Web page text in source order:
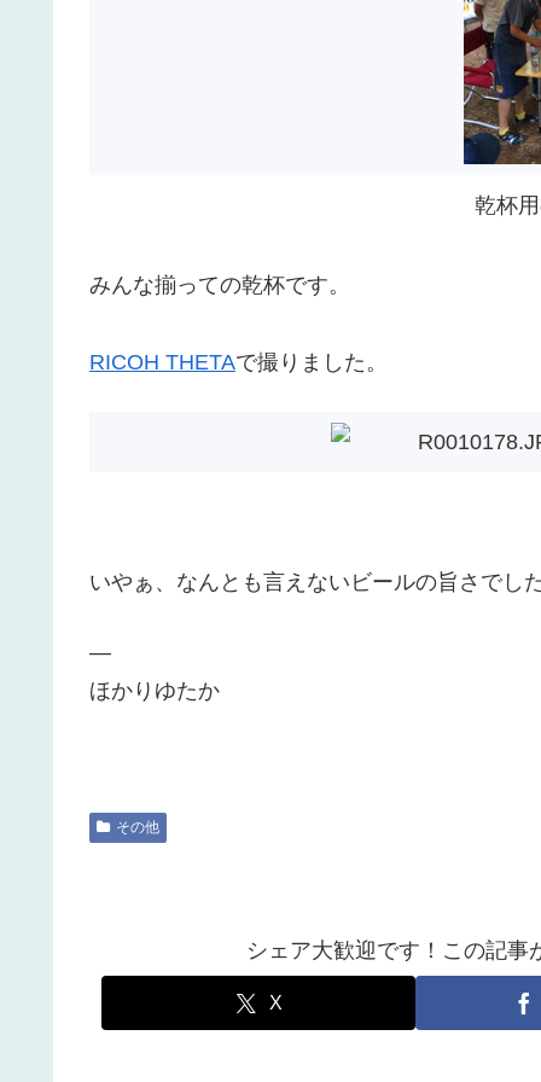
乾杯
みんな揃っての乾杯です。
RICOH THETAで撮りました。
いやぁ、なんとも言えないビールの旨さでし
—
ほかりゆたか
その他
シェア大歓迎です！この記事
X